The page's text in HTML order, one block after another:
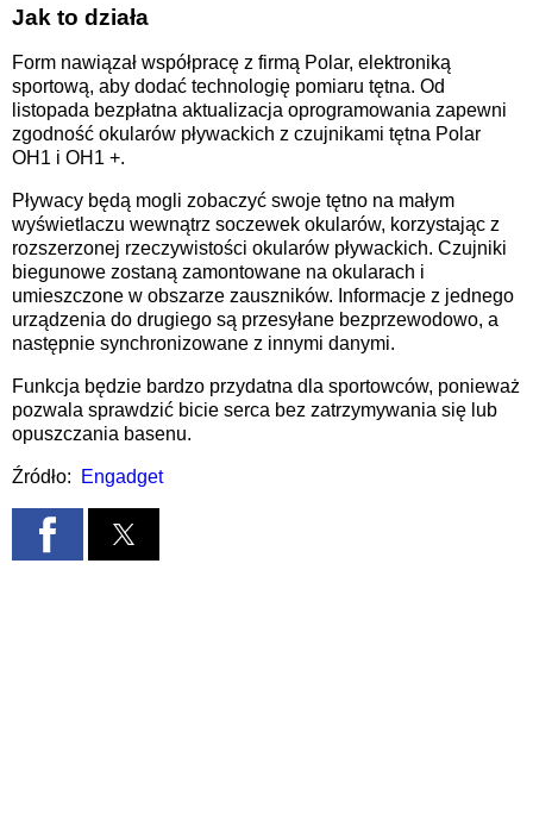
Jak to działa
Form nawiązał współpracę z firmą Polar, elektroniką
sportową, aby dodać technologię pomiaru tętna. Od
listopada bezpłatna aktualizacja oprogramowania zapewni
zgodność okularów pływackich z czujnikami tętna Polar
OH1 i OH1 +.
Pływacy będą mogli zobaczyć swoje tętno na małym
wyświetlaczu wewnątrz soczewek okularów, korzystając z
rozszerzonej rzeczywistości okularów pływackich. Czujniki
biegunowe zostaną zamontowane na okularach i
umieszczone w obszarze zauszników. Informacje z jednego
urządzenia do drugiego są przesyłane bezprzewodowo, a
następnie synchronizowane z innymi danymi.
Funkcja będzie bardzo przydatna dla sportowców, ponieważ
pozwala sprawdzić bicie serca bez zatrzymywania się lub
opuszczania basenu.
Źródło: Engadget